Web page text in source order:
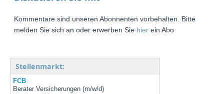
Kommentare sind unseren Abonnenten vorbehalten. Bitte
melden Sie sich an oder erwerben Sie hier ein Abo
Stellenmarkt:
FCB
Berater Versicherungen (m/w/d)